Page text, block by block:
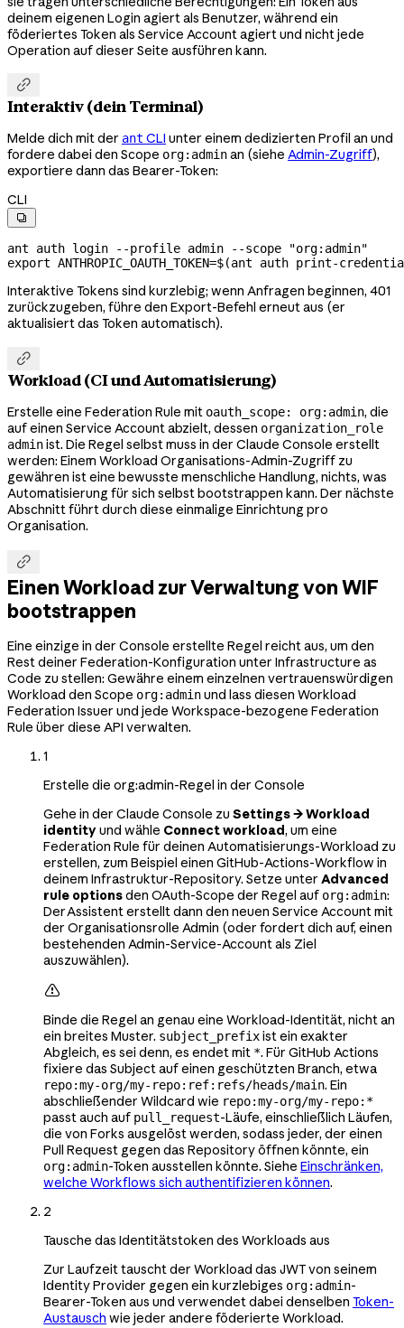
deinem eigenen Login agiert als Benutzer, während ein
föderiertes Token als Service Account agiert und nicht jede
Operation auf dieser Seite ausführen kann.

Interaktiv (dein Terminal)
Melde dich mit der ant CLI unter einem dedizierten Profil an und
fordere dabei den Scope org:adminan (siehe Admin-Zugriff),
exportiere dann das Bearer-Token:
CLI

ant auth login --profile admin --scope "org:admin"
export ANTHROPIC_OAUTH_TOKEN=$(ant auth print-
Interaktive Tokens sind kurzlebig; wenn Anfragen beginnen, 401
zurückzugeben, führe den Export-Befehl erneut aus (er
aktualisiert das Token automatisch).

Workload (CI und Automatisierung)
Erstelle eine Federation Rule mit oauth_scope: org:admin, die
auf einen Service Account abzielt, dessen organization_role
administ. Die Regel selbst muss in der Claude Console erstellt
werden: Einem Workload Organisations-Admin-Zugriff zu
gewähren ist eine bewusste menschliche Handlung, nichts, was
Automatisierung für sich selbst bootstrappen kann. Der nächste
Abschnitt führt durch diese einmalige Einrichtung pro
Organisation.

Einen Workload zur Verwaltung von WIF
bootstrappen
Eine einzige in der Console erstellte Regel reicht aus, um den
Rest deiner Federation-Konfiguration unter Infrastructure as
Code zu stellen: Gewähre einem einzelnen vertrauenswürdigen
Workload den Scope org:adminund lass diesen Workload
Federation Issuer und jede Workspace-bezogene Federation
Rule über diese API verwalten.
1
Erstelle die org:admin-Regel in der Console
Gehe in der Claude Console zu Settings → Workload
identityund wähle Connect workload, um eine
Federation Rule für deinen Automatisierungs-Workload zu
erstellen, zum Beispiel einen GitHub-Actions-Workflow in
deinem Infrastruktur-Repository. Setze unter Advanced
rule optionsden OAuth-Scope der Regel auf org:admin:
Der Assistent erstellt dann den neuen Service Account mit
der Organisationsrolle Admin (oder fordert dich auf, einen
bestehenden Admin-Service-Account als Ziel
auszuwählen).

Binde die Regel an genau eine Workload-Identität, nicht an
ein breites Muster. subject_prefixist ein exakter
Abgleich, es sei denn, es endet mit *. Für GitHub Actions
fixiere das Subject auf einen geschützten Branch, etwa
repo:my-org/my-repo:ref:refs/heads/main. Ein
abschließender Wildcard wie repo:my-org/my-repo:*
passt auch auf pull_request-Läufe, einschließlich Läufen,
die von Forks ausgelöst werden, sodass jeder, der einen
Pull Request gegen das Repository öffnen könnte, ein
org:admin-Token ausstellen könnte. Siehe Einschränken,
welche Workflows sich authentifizieren können.
2
Tausche das Identitätstoken des Workloads aus
Zur Laufzeit tauscht der Workload das JWT von seinem
Identity Provider gegen ein kurzlebiges org:admin-
Bearer-Token aus und verwendet dabei denselben Token-
Austausch wie jeder andere föderierte Workload.